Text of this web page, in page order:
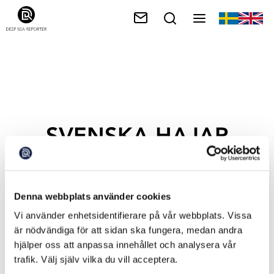
Denna webbplats använder cookies
Vi använder enhetsidentifierare på vår webbplats. Vissa
är nödvändiga för att sidan ska fungera, medan andra
hjälper oss att anpassa innehållet och analysera vår
trafik. Välj själv vilka du vill acceptera.
SVENSKA HAJAR